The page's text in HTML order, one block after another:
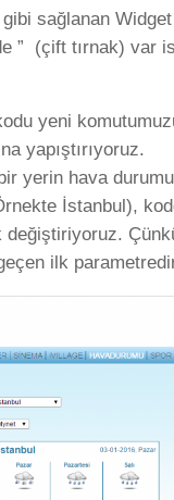
sağlanan
” (çift tırnak) var
yeni
yapıştırıyoruz.
yerin hava
İstanbul),
değiştiriyoruz.
ilk